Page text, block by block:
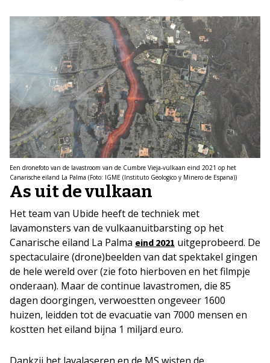
Een dronefoto van de lavastroom van de Cumbre Vieja-vulkaan eind 2021 op het
Canarische eiland La Palma (Foto: IGME (Instituto Geologico y Minero de Espana))
As uit de vulkaan
Het team van Ubide heeft de techniek met
lavamonsters van de vulkaanuitbarsting op het
Canarische eiland La Palma eind 2021 uitgeprobeerd. De
spectaculaire (drone)beelden van dat spektakel gingen
de hele wereld over (zie foto hierboven en het filmpje
onderaan). Maar de continue lavastromen, die 85
dagen doorgingen, verwoestten ongeveer 1600
huizen, leidden tot de evacuatie van 7000 mensen en
kostten het eiland bijna 1 miljard euro.